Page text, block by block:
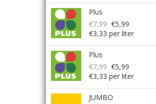
Plus
€7,99 €5,99
€3,33 per liter
Plus
€7,99 €5,99
€3,33 per liter
JUMBO